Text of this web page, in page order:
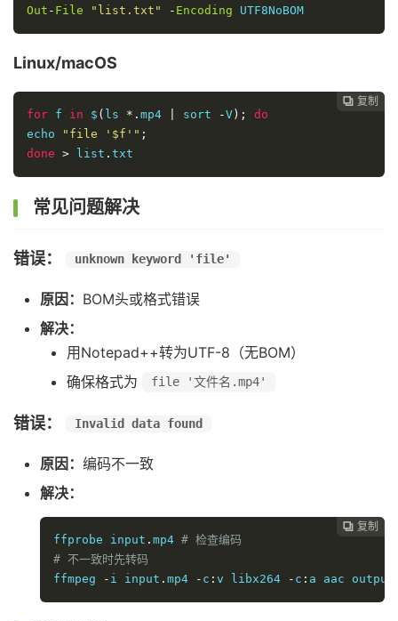
Out - File "list.txt" - Encoding UTF8NoBOM
Linux/macOS
 复制
for f in $ ( ls *. mp4 sort -V );
do
echo
"file '$f'" ;
done > list . txt
常见问题解决
错误： unknown keyword 'file'
原因： BOM头或格式错误
解决：
用Notepad++转为UTF-8（无BOM）
确保格式为
file '文件名.mp4'
错误： Invalid data found
原因： 编码不一致
解决：
 复制
ffprobe input . mp4 # 检查编码
# 不一致时先转码
ffmpeg
- i input . mp4 - c : v libx264 - c : a aac output